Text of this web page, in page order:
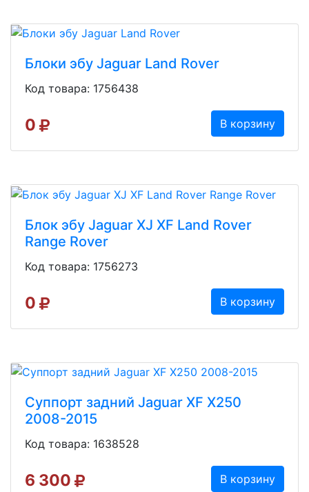
Блоки эбу Jaguar Land Rover
Код товара: 1756438
0 В корзину
Блок эбу Jaguar XJ XF Land Rover
Range Rover
Код товара: 1756273
0 В корзину
Суппорт задний Jaguar XF X250
2008-2015
Код товара: 1638528
6 300 В корзину